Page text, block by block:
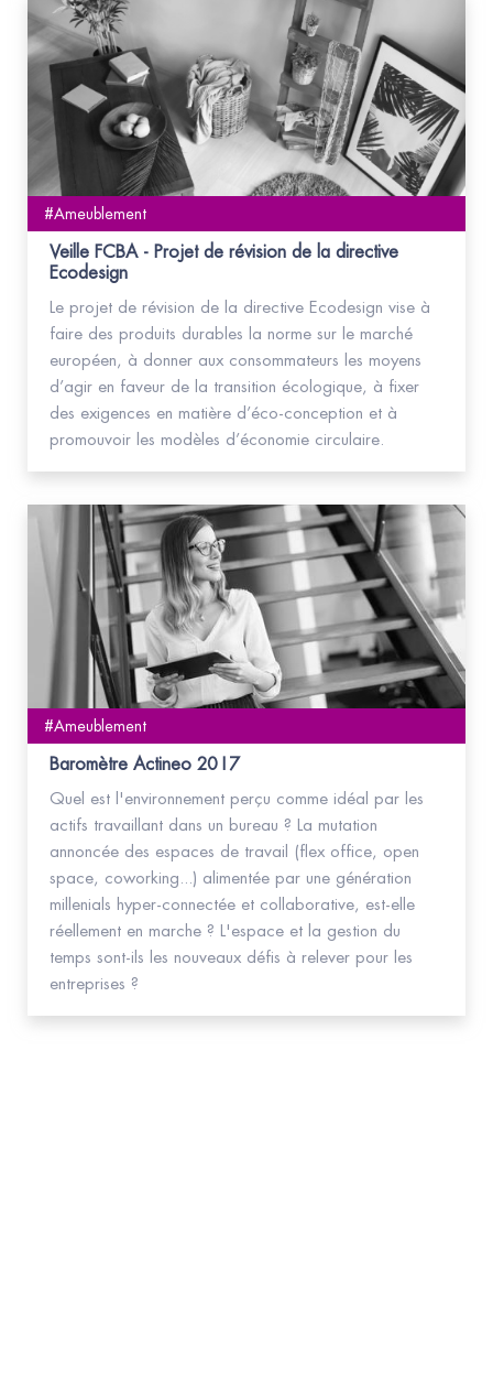
#Ameublement
Veille FCBA - Projet de révision de la directive
Ecodesign
Le projet de révision de la directive Ecodesign vise à
faire des produits durables la norme sur le marché
européen, à donner aux consommateurs les moyens
d’agir en faveur de la transition écologique, à fixer
des exigences en matière d’éco-conception et à
promouvoir les modèles d’économie circulaire.
#Ameublement
Baromètre Actineo 2017
Quel est l'environnement perçu comme idéal par les
actifs travaillant dans un bureau ? La mutation
annoncée des espaces de travail (flex office, open
space, coworking...) alimentée par une génération
millenials hyper-connectée et collaborative, est-elle
réellement en marche ? L'espace et la gestion du
temps sont-ils les nouveaux défis à relever pour les
entreprises ?